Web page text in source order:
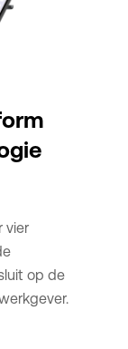
vier
op de